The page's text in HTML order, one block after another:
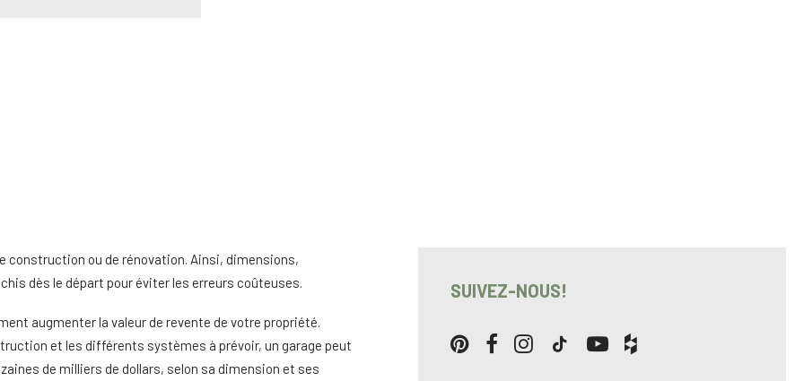
construction ou de rénovation. Ainsi, dimensions,
dès le départ pour éviter les erreurs coûteuses.
augmenter la valeur de revente de votre propriété.
et les différents systèmes à prévoir, un garage peut
de milliers de dollars, selon sa dimension et ses
SUIVEZ-NOUS!